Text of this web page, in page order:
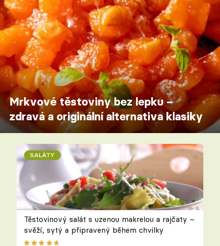
Mrkvové těstoviny bez lepku –
zdravá a originální alternativa klasiky
SALÁTY
Těstovinový salát s uzenou makrelou a rajčaty –
svěží, sytý a připravený během chvilky